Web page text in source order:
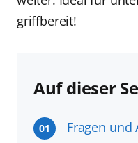
griffbereit!
Auf dieser
01 Fragen und